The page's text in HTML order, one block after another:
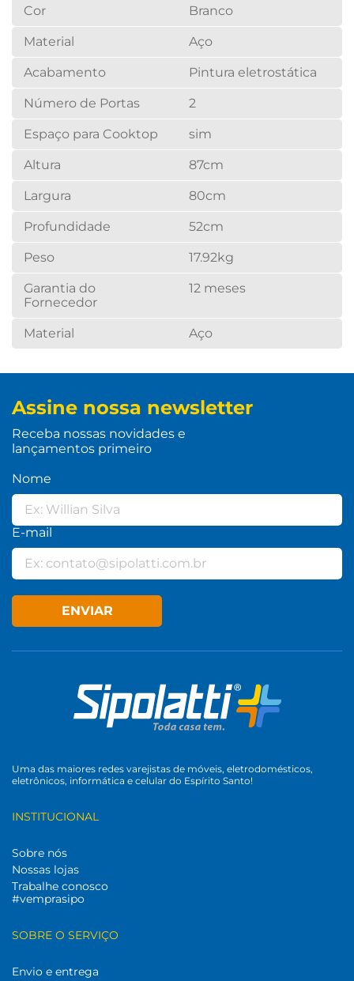
Cor Branco
Material Aço
Acabamento Pintura eletrostática
Número de Portas 2
Espaço para Cooktop sim
Altura 87cm
Largura 80cm
Profundidade 52cm
Peso 17.92kg
Garantia do
Fornecedor
12 meses
Material Aço
Assine nossa newsletter
Receba nossas novidades e
lançamentos primeiro
Nome
E-mail
ENVIAR
Uma das maiores redes varejistas de móveis, eletrodomésticos,
eletrônicos, informática e celular do Espírito Santo!
INSTITUCIONAL
Sobre nós
Nossas lojas
Trabalhe conosco
#vemprasipo
SOBRE O SERVIÇO
Envio e entrega